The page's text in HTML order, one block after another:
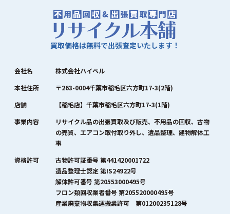
買取価格は無料で出張査定いたします！
会社名
株式会社ハイペル
本社住所
〒263-0004千葉市稲毛区六方町17-3(2階)
店舗
【稲毛店】千葉市稲毛区六方町17-3(1階)
事業内容
リサイクル品の出張買取及び販売、不用品の回収、古物
の売買、エアコン取付取り外し、遺品整理、建物解体工
事
資格許可
古物許可証番号 第441420001722
遺品整理士認定 第IS24922号
解体許可番号 第20553000495号
フロン類回収業者番号 第205520000495号
産業廃棄物収集運搬業許可 第01200235128号